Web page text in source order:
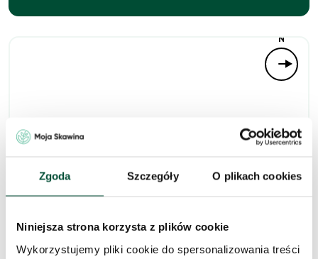
Zgoda Szczegóły O plikach cookies
Niniejsza strona korzysta z plików cookie
Wykorzystujemy pliki cookie do spersonalizowania treści
N
Zapytaj o to
mieszkanie